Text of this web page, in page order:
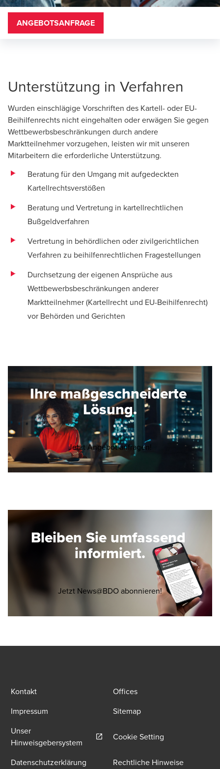
ANGEBOTSANFRAGE
Unterstützung in Verfahren
Wurden einschlägige Vorschriften des Kartell- oder EU-
Beihilfenrechts nicht eingehalten oder erwägen Sie gegen
Wettbewerbsbeschränkungen durch andere
Marktteilnehmer vorzugehen, leisten wir mit unseren
Mitarbeitern die erforderliche Unterstützung.
Beratung für den Umgang mit aufgedeckten
Kartellrechtsverstößen
Beratung und Vertretung in kartellrechtlichen
Bußgeldverfahren
Vertretung in behördlichen oder zivilgerichtlichen
Verfahren zu beihilfenrechtlichen Fragestellungen
Durchsetzung der eigenen Ansprüche aus
Wettbewerbsbeschränkungen anderer
Marktteilnehmer (Kartellrecht und EU-Beihilfenrecht)
vor Behörden und Gerichten
Ihre maßgeschneiderte
Lösung.
Jetzt Angebot anfragen! Opens in a new
Bleiben Sie umfassend
informiert.
Jetzt News@BDO abonnieren!Opens in a new
Kontakt
Offices
Impressum
Sitemap
Unser
Hinweisgebersystem Opens in a new window/tab
Cookie Setting
Datenschutzerklärung Rechtliche Hinweise